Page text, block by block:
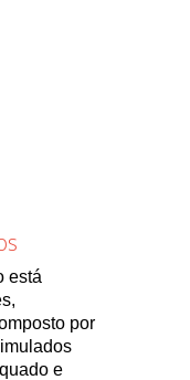
está
por
e